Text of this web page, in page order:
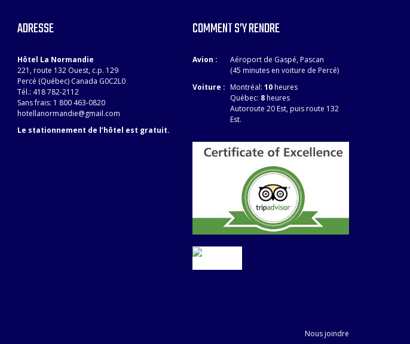
ADRESSE
Hôtel La Normandie
221, route 132 Ouest, c.p. 129
Percé (Québec) Canada G0C2L0
Tél.: 418 782-2112
Sans frais: 1 800 463-0820
hotellanormandie@gmail.com
Le stationnement de l’hôtel est gratuit.
COMMENT S’Y RENDRE
Avion :
Aéroport de Gaspé, Pascan
(45 minutes en voiture de Percé)
Voiture : Montréal: 10heures
Québec: 8heures
Autoroute 20 Est, puis route 132
Est.
Nous joindre